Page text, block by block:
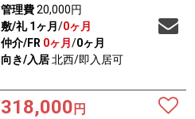
管理費20,000円
敷/礼 1ヶ月 /0ヶ月
仲介/FR 0ヶ月 /0ヶ月
向き/入居北西/即入居可
318,000 円